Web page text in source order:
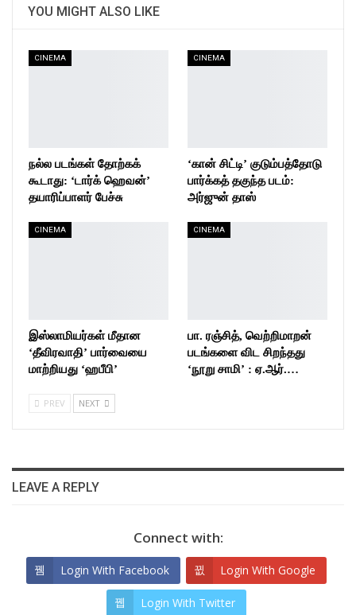
YOU MIGHT ALSO LIKE
CINEMA
நல்ல படங்கள் தோற்கக்
கூடாது: ‘டார்க் ஹெவன்’
தயாரிப்பாளர் பேச்சு
CINEMA
‘கான் சிட்டி’ குடும்பத்தோடு
பார்க்கத் தகுந்த படம்:
அர்ஜுன் தாஸ்
CINEMA
இஸ்லாமியர்கள் மீதான
‘தீவிரவாதி’ பார்வையை
மாற்றியது ‘ஹபீபி’
CINEMA
பா. ரஞ்சித், வெற்றிமாறன்
படங்களை விட சிறந்தது
‘நூறு சாமி’ : ஏ.ஆர்.…
PREV NEXT
LEAVE A REPLY
Connect with:
Login With Facebook Login With Google
Login With Twitter